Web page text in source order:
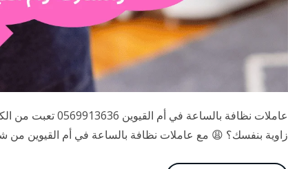
عاملات نظافة
زاوية بنفسك؟ 😩 مع عاملات نظافة بالساعة في أم القيوين من